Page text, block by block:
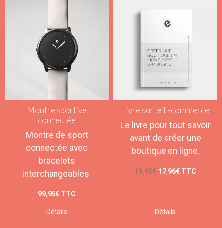
Montre sportive
connectée
Montre de sport
connectée avec
bracelets
interchangeables.
99,95€ TTC
Détails
Livre sur le E-commerce
Le livre pour tout savoir
avant de créer une
boutique en ligne.
19,95€ 17,96€ TTC
Détails